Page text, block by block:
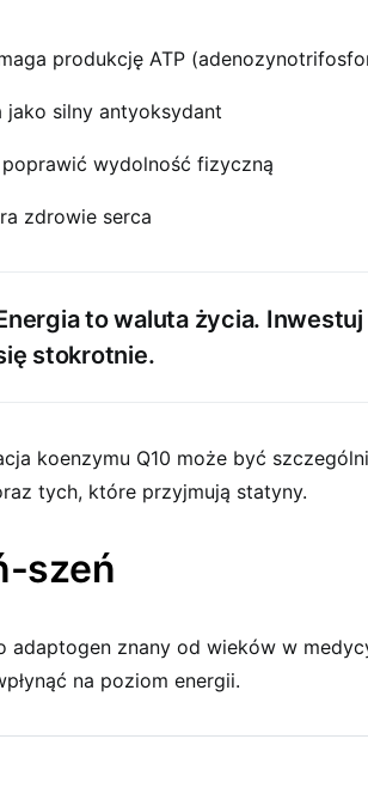
produkcję ATP
jako silny antyoksydant
wydolność fizyczną
zdrowie serca
to waluta życia.
stokrotnie.
koenzymu Q10 może być
tych, które przyjmują statyny.
szeń
adaptogen znany od wieków w
na poziom energii.